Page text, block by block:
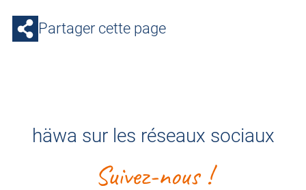
Partager cette page
häwa sur les réseaux sociaux
Suivez-nous !